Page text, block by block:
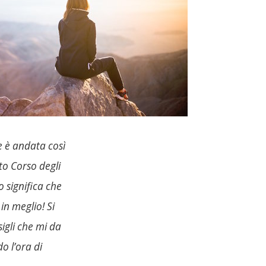
è andata così
Corso degli
significa che
meglio! Si
che mi da
l’ora di